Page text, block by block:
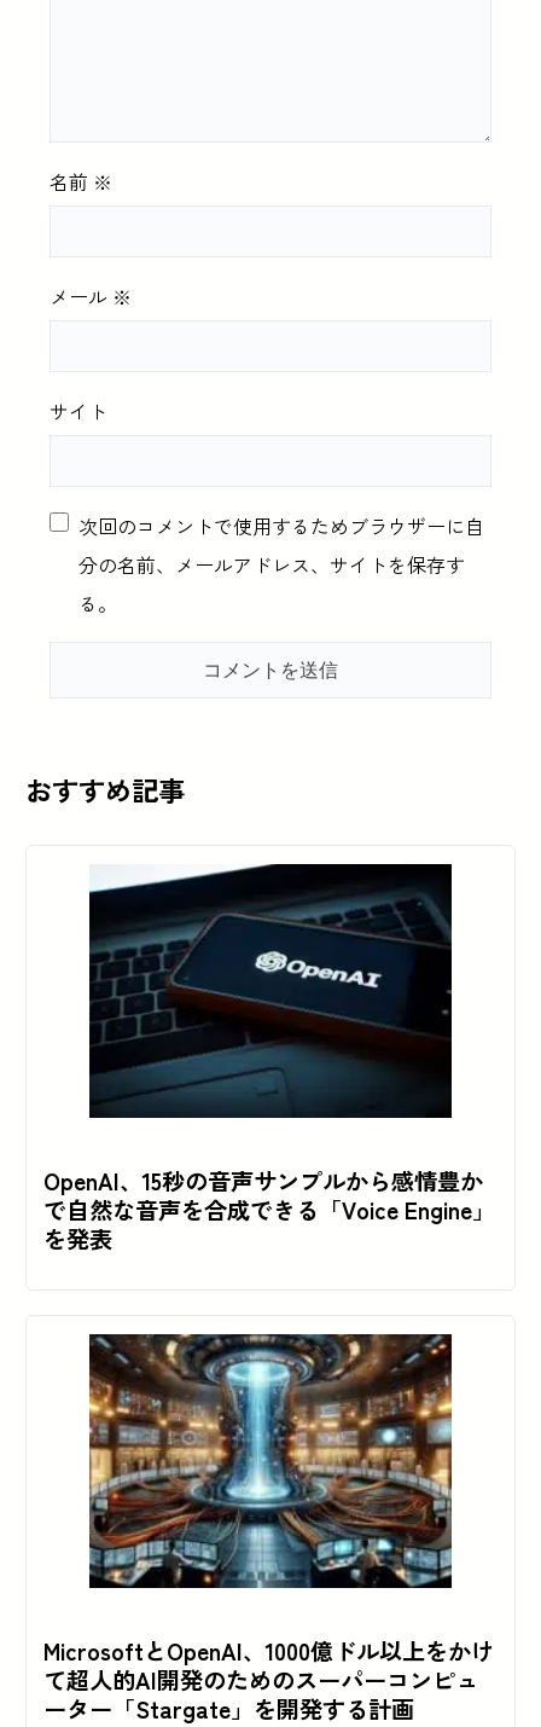
名前 ※
メール ※
サイト
次回のコメントで使用するためブラウザーに自
分の名前、メールアドレス、サイトを保存す
る。
おすすめ記事
OpenAI、15秒の音声サンプルから感情豊か
で自然な音声を合成できる「Voice Engine」
を発表
MicrosoftとOpenAI、1000億ドル以上をかけ
て超人的AI開発のためのスーパーコンピュ
ーター「Stargate」を開発する計画